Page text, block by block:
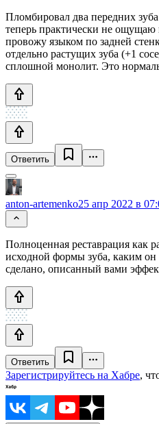
Пломбировал два передних
теперь практически не
провожу языком по задней
отдельно растущих зуба (+1
сплошной монолит. Это
Ответить
anton-artemenko25 апр 2022 в
Полноценная реставрация как
исходной формы зуба, каким
сделано, описанный вами
Ответить
Зарегистрируйтесь на Хабре,